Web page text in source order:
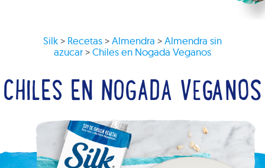
Silk> Recetas>Almendra >Almendra sin
azucar>Chiles en Nogada Veganos
CHILES EN NOGADA VEGANOS